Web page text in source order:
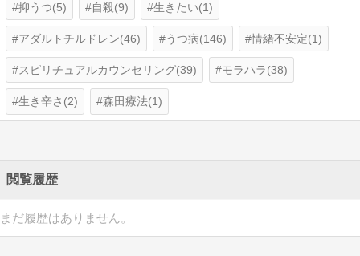
抑うつ(5) 自殺(9) 生きたい(1)
アダルトチルドレン(46) うつ病(146) 情緒不安定(1)
スピリチュアルカウンセリング(39) モラハラ(38)
生き辛さ(2) 森田療法(1)
閲覧履歴
まだ履歴はありません。